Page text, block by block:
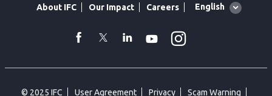
About IFC Our Impact Careers
Global
English
facebook
TwitterLinkedin
Youtube
© 2025 IFC User Agreement Privacy Scam Warning